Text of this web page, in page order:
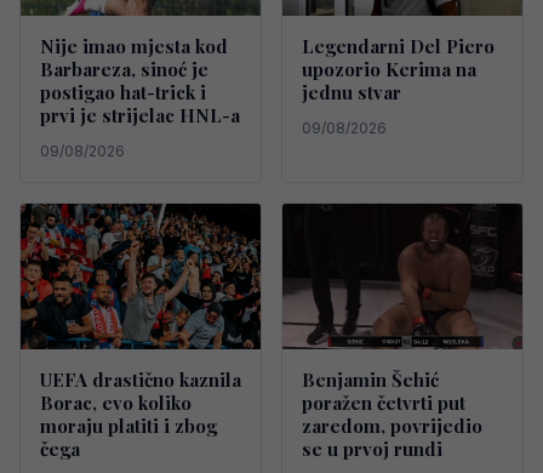
Nije imao mjesta kod
Barbareza, sinoć je
postigao hat-trick i
prvi je strijelac HNL-a
09/08/2026
Legendarni Del Piero
upozorio Kerima na
jednu stvar
09/08/2026
UEFA drastično kaznila
Borac, evo koliko
moraju platiti i zbog
čega
Benjamin Šehić
poražen četvrti put
zaredom, povrijedio
se u prvoj rundi